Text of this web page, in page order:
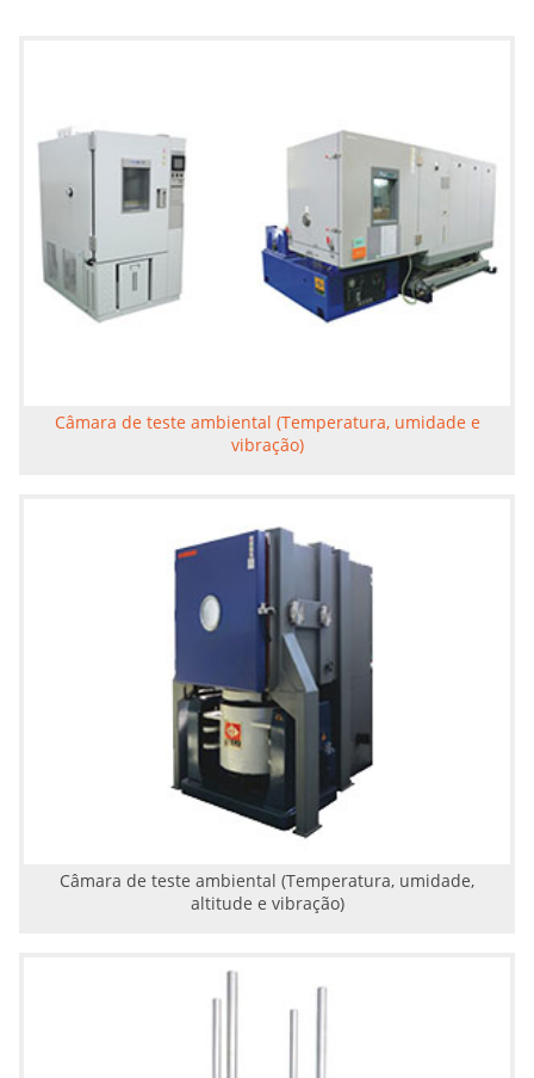
Câmara de teste ambiental (Temperatura, umidade e
vibração)
Câmara de teste ambiental (Temperatura, umidade,
altitude e vibração)